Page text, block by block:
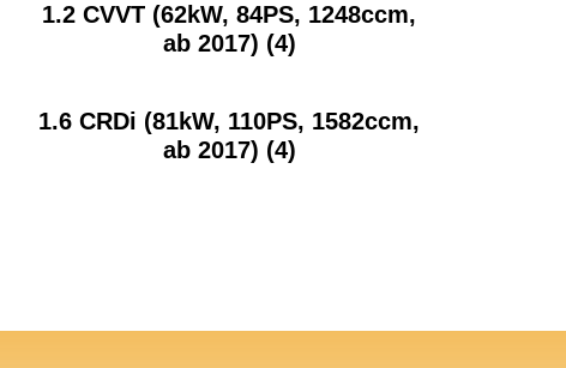
1.2 CVVT (62kW, 84PS, 1248ccm,
ab 2017) (4)
1.6 CRDi (81kW, 110PS, 1582ccm,
ab 2017) (4)